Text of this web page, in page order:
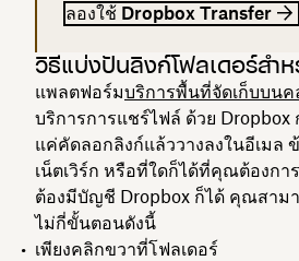
ลองใช้ Dropbox Transfer
วิธีแบ่งปันลิงก์โฟลเดอร์สำ
แพลตฟอร์มบริการพื้นที่จัดเก็บบนค
บริการการแชร์ไฟล์ ด้วย Dropbox
แค่คัดลอกลิงก์แล้ววางลงในอีเมล
เน็ตเวิร์ก หรือที่ใดก็ได้ที่คุณต้องกา
ต้องมีบัญชี Dropbox ก็ได้ คุณสามา
ไม่กี่ขั้นตอนดังนี้
เพียงคลิกขวาที่โฟลเดอร์